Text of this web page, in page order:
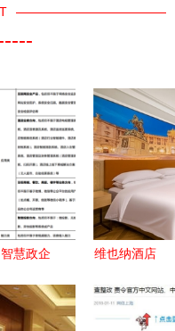
智慧政企
理的未来图
维也纳酒店
奋进开新局